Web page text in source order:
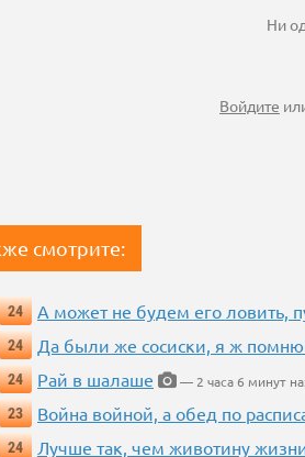
Ни
Войдите
смотрите:
24 А может не будем его ловить,
24
Да были же сосиски, я ж
24
Рай в шалаше
— 2 часа 6 минут
23
Война войной, а обед по
24
Лучше так, чем животину